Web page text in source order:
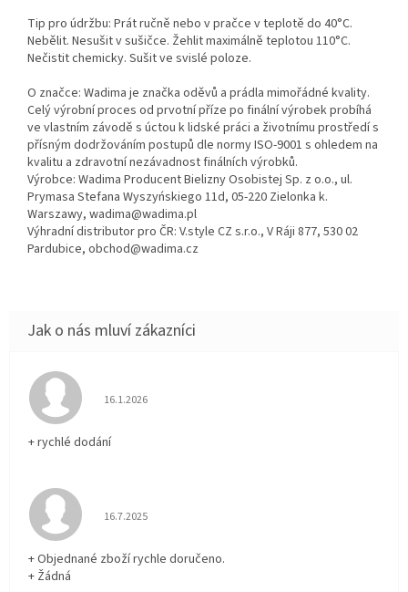
Tip pro údržbu: Prát ručně nebo v pračce v teplotě do 40°C.
Nebělit. Nesušit v sušičce. Žehlit maximálně teplotou 110°C.
Nečistit chemicky. Sušit ve svislé poloze.
O značce: Wadima je značka oděvů a prádla mimořádné kvality.
Celý výrobní proces od prvotní příze po finální výrobek probíhá
ve vlastním závodě s úctou k lidské práci a životnímu prostředí s
přísným dodržováním postupů dle normy ISO-9001 s ohledem na
kvalitu a zdravotní nezávadnost finálních výrobků.
Výrobce: Wadima Producent Bielizny Osobistej Sp. z o.o., ul.
Prymasa Stefana Wyszyńskiego 11d, 05-220 Zielonka k.
Warszawy, wadima@wadima.pl
Výhradní distributor pro ČR: V.style CZ s.r.o., V Ráji 877, 530 02
Pardubice, obchod@wadima.cz
Hodnocení obchodu je 5 z 5 hvězdiček.
16.1.2026
+ rychlé dodání
Hodnocení obchodu je 5 z 5 hvězdiček.
16.7.2025
+ Objednané zboží rychle doručeno.
+ Žádná